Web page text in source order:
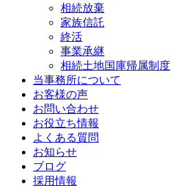
相続放棄
家族信託
終活
事業承継
相続土地国庫帰属制度
当事務所について
お客様の声
お問い合わせ
お役立ち情報
よくある質問
お知らせ
ブログ
採用情報